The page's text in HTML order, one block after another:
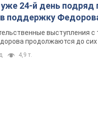
24-й день подряд
поддержку
выступления с
продолжаются до сих
4,9 т.